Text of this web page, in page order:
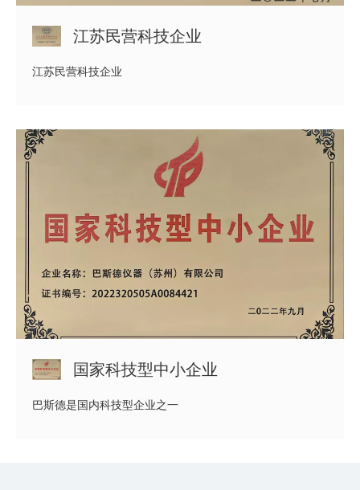
江苏民营科技企业
江苏民营科技企业
国家科技型中小企业
巴斯德是国内科技型企业之一